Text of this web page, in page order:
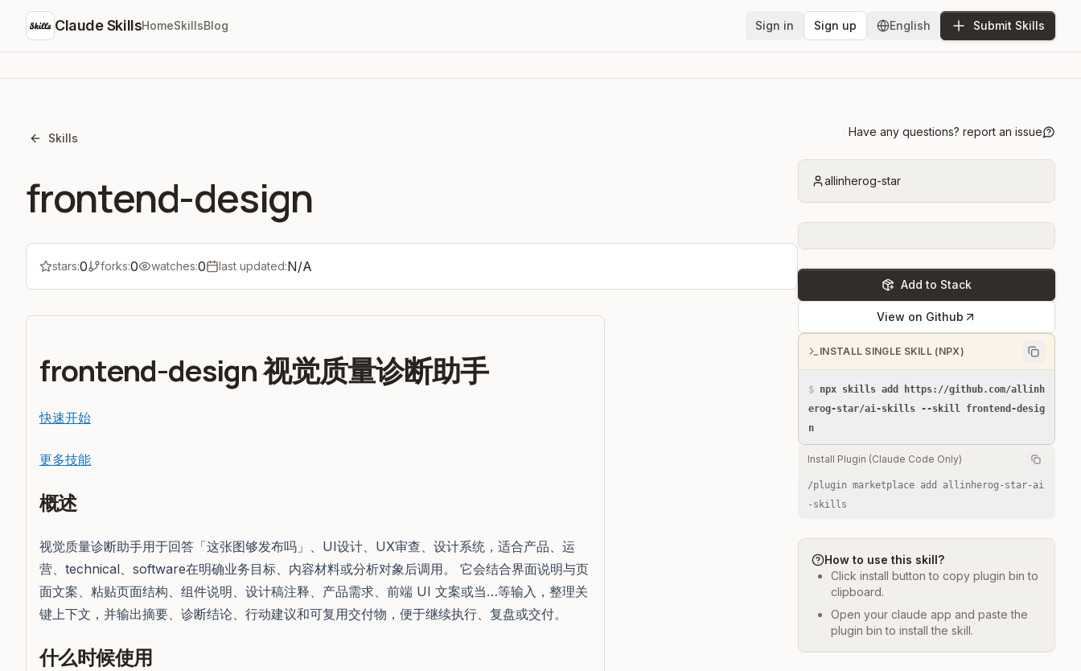
Claude SkillsHomeSkillsBlog Sign in Sign up English Submit Skills
Skills
frontend-design
stars:0 forks:0 watches:0 last updated:N/A
frontend-design 视觉质量诊断助手
快速开始
更多技能
概述
视觉质量诊断助手用于回答「这张图够发布吗」、UI设计、UX审查、设计系统，适合产品、运
营、technical、software在明确业务目标、内容材料或分析对象后调用。 它会结合界面说明与页
面文案、粘贴页面结构、组件说明、设计稿注释、产品需求、前端 UI 文案或当…等输入，整理关
键上下文，并输出摘要、诊断结论、行动建议和可复用交付物，便于继续执行、复盘或交付。
什么时候使用
Have any questions? report an issue
allinherog-star
Add to Stack
View on Github
INSTALL SINGLE SKILL (NPX)
$ npx skills add https://github.com/allinh
erog-star/ai-skills --skill frontend-desig
n
Install Plugin (Claude Code Only)
/plugin marketplace add allinherog-star-ai
-skills
How to use this skill?
Click install button to copy plugin bin to
clipboard.
Open your claude app and paste the
plugin bin to install the skill.